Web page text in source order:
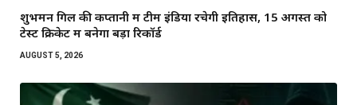
शुभमन गिल की कप्तानी में टीम इंडिया रचेगी इतिहास, 15 अगस्त को
टेस्ट क्रिकेट में बनेगा बड़ा रिकॉर्ड
AUGUST 5, 2026